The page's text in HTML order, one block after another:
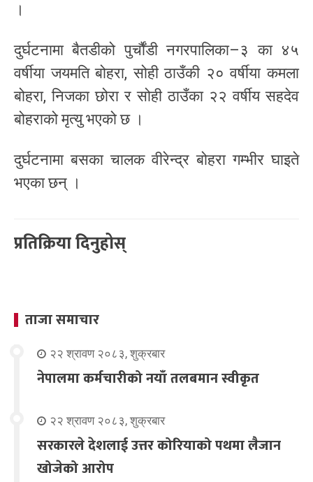
।
दुर्घटनामा बैतडीको पुर्चौंडी नगरपालिका–३ का ४५
वर्षीया जयमति बोहरा, सोही ठाउँकी २० वर्षीया कमला
बोहरा, निजका छोरा र सोही ठाउँका २२ वर्षीय सहदेव
बोहराको मृत्यु भएको छ ।
दुर्घटनामा बसका चालक वीरेन्द्र बोहरा गम्भीर घाइते
भएका छन् ।
प्रतिक्रिया दिनुहोस्
ताजा समाचार
२२ श्रावण २०८३, शुक्रबार
नेपालमा कर्मचारीको नयाँ तलबमान स्वीकृत
२२ श्रावण २०८३, शुक्रबार
सरकारले देशलाई उत्तर कोरियाको पथमा लैजान
खोजेको आरोप